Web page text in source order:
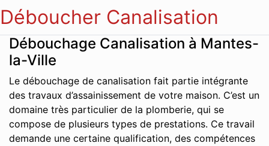
Déboucher Canalisation
Débouchage Canalisation à Mantes-
la-Ville
Le débouchage de canalisation fait partie intégrante
des travaux d’assainissement de votre maison. C’est un
domaine très particulier de la plomberie, qui se
compose de plusieurs types de prestations. Ce travail
demande une certaine qualification, des compétences